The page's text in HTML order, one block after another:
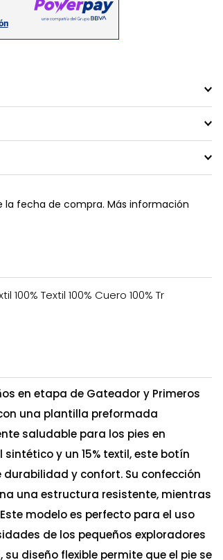
la fecha de compra. Más información
100% Textil 100% Cuero 100% Tr
en etapa de Gateador y Primeros
una plantilla preformada
saludable para los pies en
y un 15% textil, este botín
y confort. Su confección
una estructura resistente, mientras
modelo es perfecto para el uso
de los pequeños exploradores
diseño flexible permite que el pie se